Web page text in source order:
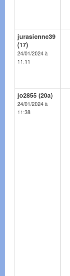
jurasienne39
(17)
24/01/2024 à
11:11
jo2855 (20a)
24/01/2024 à
11:38